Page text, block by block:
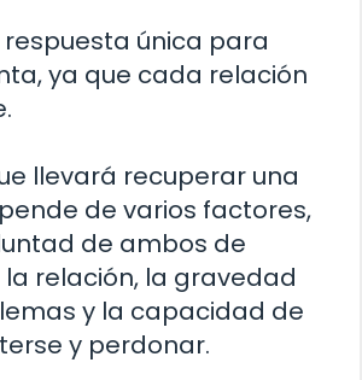
respuesta única para
ya que cada relación
llevará recuperar una
de varios factores,
de ambos de
relación, la gravedad
y la capacidad de
y perdonar.